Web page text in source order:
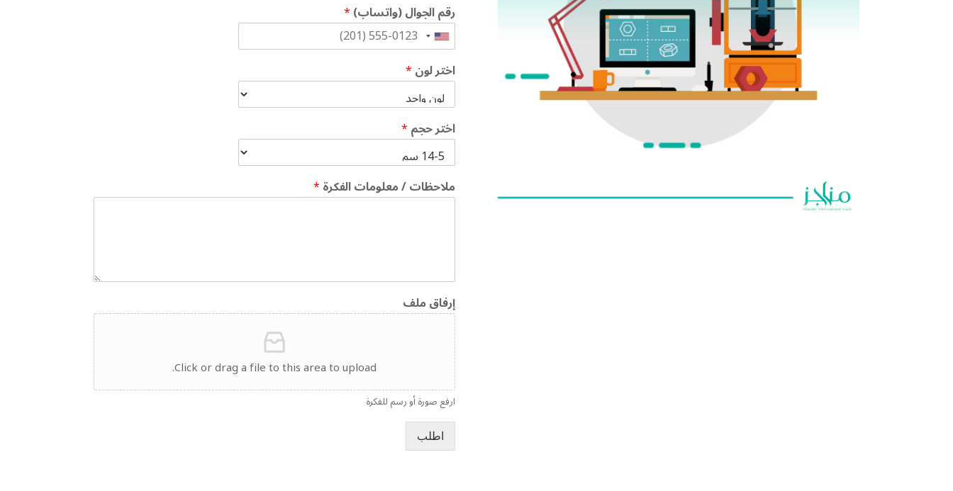
رقم الجوال (واتساب)*
اختر لون*
اختر حجم*
ملاحظات / معلومات الفكرة*
إرفاق ملف
Click or drag a file to this area to upload.
ارفع صورة أو رسم للفكرة
اطلب